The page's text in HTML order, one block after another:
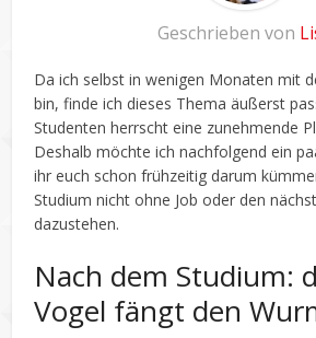
Geschrieben von
Da ich selbst in wenigen Monaten mit
bin, finde ich dieses Thema äußerst
Studenten herrscht eine zunehmende
Deshalb möchte ich nachfolgend ein
ihr euch schon frühzeitig darum
Studium nicht ohne Job oder den
dazustehen.
Nach dem Studium:
Vogel fängt den